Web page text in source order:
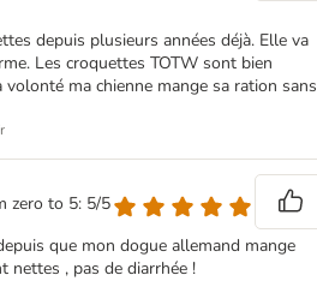
depuis plusieurs années déjà. Elle va
Les croquettes TOTW sont bien
ma chienne mange sa ration sans
zero to 5: 5/5
que mon dogue allemand mange
nettes , pas de diarrhée !